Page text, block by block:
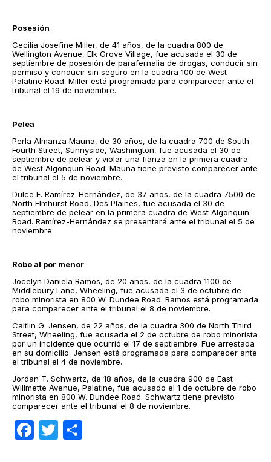
Posesión
Cecilia Josefine Miller, de 41 años, de la cuadra 800 de
Wellington Avenue, Elk Grove Village, fue acusada el 30 de
septiembre de posesión de parafernalia de drogas, conducir sin
permiso y conducir sin seguro en la cuadra 100 de West
Palatine Road. Miller está programada para comparecer ante el
tribunal el 19 de noviembre.
Pelea
Perla Almanza Mauna, de 30 años, de la cuadra 700 de South
Fourth Street, Sunnyside, Washington, fue acusada el 30 de
septiembre de pelear y violar una fianza en la primera cuadra
de West Algonquin Road. Mauna tiene previsto comparecer ante
el tribunal el 5 de noviembre.
Dulce F. Ramírez-Hernández, de 37 años, de la cuadra 7500 de
North Elmhurst Road, Des Plaines, fue acusada el 30 de
septiembre de pelear en la primera cuadra de West Algonquin
Road. Ramírez-Hernández se presentará ante el tribunal el 5 de
noviembre.
Robo al por menor
Jocelyn Daniela Ramos, de 20 años, de la cuadra 1100 de
Middlebury Lane, Wheeling, fue acusada el 3 de octubre de
robo minorista en 800 W. Dundee Road. Ramos está programada
para comparecer ante el tribunal el 8 de noviembre.
Caitlin G. Jensen, de 22 años, de la cuadra 300 de North Third
Street, Wheeling, fue acusada el 2 de octubre de robo minorista
por un incidente que ocurrió el 17 de septiembre. Fue arrestada
en su domicilio. Jensen está programada para comparecer ante
el tribunal el 4 de noviembre.
Jordan T. Schwartz, de 18 años, de la cuadra 900 de East
Willmette Avenue, Palatine, fue acusado el 1 de octubre de robo
minorista en 800 W. Dundee Road. Schwartz tiene previsto
comparecer ante el tribunal el 8 de noviembre.
Facebook
Twitter